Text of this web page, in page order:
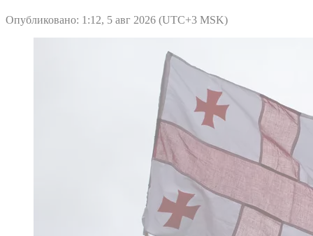
Опубликовано: 1:12, 5 авг 2026 (UTC+3 MSK)